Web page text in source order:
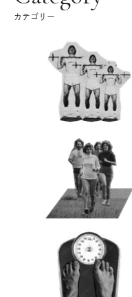
カテゴリー